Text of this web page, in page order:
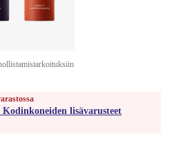
lisävarusteet